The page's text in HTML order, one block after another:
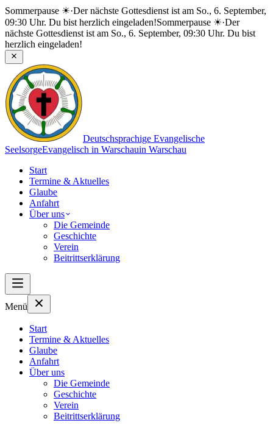
Sommerpause ☀·Der nächste Gottesdienst ist am So., 6. September,
09:30 Uhr. Du bist herzlich eingeladen!Sommerpause ☀·Der
nächste Gottesdienst ist am So., 6. September, 09:30 Uhr. Du bist
herzlich eingeladen!
Deutschsprachige Evangelische
SeelsorgeEvangelisch in Warschauin Warschau
Start
Termine & Aktuelles
Glaube
Anfahrt
Über uns
Die Gemeinde
Geschichte
Verein
Beitrittserklärung
Menü
Start
Termine & Aktuelles
Glaube
Anfahrt
Über uns
Die Gemeinde
Geschichte
Verein
Beitrittserklärung